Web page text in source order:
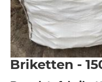
Briketten -